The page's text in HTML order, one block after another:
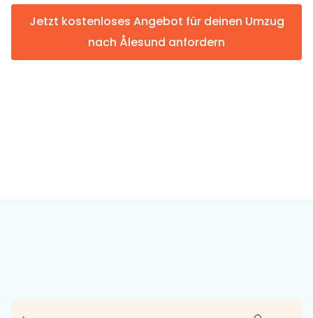
Jetzt kostenloses Angebot für deinen Umzug
nach Ålesund anfordern